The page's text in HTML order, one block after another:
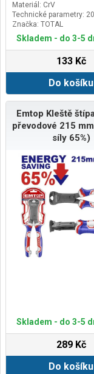
Materiál: CrV
Technické parametry:
Značka: TOTAL
Skladem - do 3-5
133 Kč
Do košíku
Emtop Kleště
převodové 215
síly 65%)
Skladem - do 3-5
289 Kč
Do košíku